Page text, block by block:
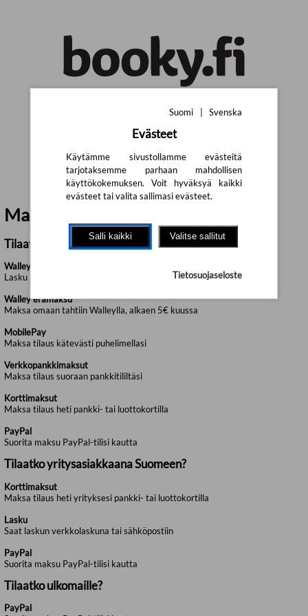
Svenska
Maksutavat
Tilaatko henkilöasiakkaana Suomeen?
Walley lasku
Lasku lähetetään sähköpostitse tilauksen lähettämisen jälkeen.
Walley erämaksu
Maksa omaan tahtiin Walleylla, alkaen 5€ kuussa
MobilePay
Maksa tilaus kätevästi puhelimellasi
Verkkopankkimaksut
Maksa tilaus suoraan pankkitililtäsi
Korttimaksut
Maksa tilaus heti pankki- tai luottokortilla
PayPal
Suorita maksu PayPal-tilisi kautta
Tilaatko yritysasiakkaana Suomeen?
Korttimaksut
Maksa tilaus heti yrityksesi pankki- tai luottokortilla
Lasku
Saat laskun verkkolaskuna tai sähköpostiin
PayPal
Suorita maksu PayPal-tilisi kautta
Tilaatko ulkomaille?
PayPal
Suomi Svenska
Evästeet
Käytämme sivustollamme evästeitä
tarjotaksemme parhaan mahdollisen
käyttökokemuksen. Voit hyväksyä kaikki
evästeet tai valita sallimasi evästeet.
Salli kaikki Valitse sallitut
Tietosuojaseloste